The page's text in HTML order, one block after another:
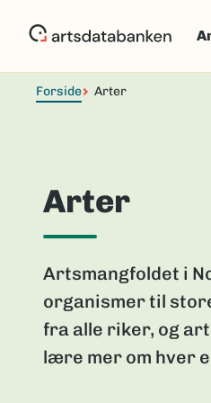
Forside Arter
Arter
Artsmangfoldet i
organismer til
fra alle riker, og
lære mer om hver